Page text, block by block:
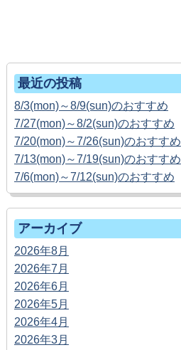
最近の投稿
8/3(mon)～8/9(sun)のおすすめ
7/27(mon)～8/2(sun)のおすすめ
7/20(mon)～7/26(sun)のおすすめ
7/13(mon)～7/19(sun)のおすすめ
7/6(mon)～7/12(sun)のおすすめ
アーカイブ
2026年8月
2026年7月
2026年6月
2026年5月
2026年4月
2026年3月